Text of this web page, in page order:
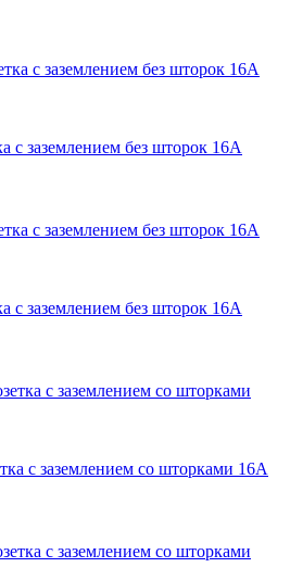
с заземлением без шторок 16А
с заземлением без шторок 16А
с заземлением со шторками 16А